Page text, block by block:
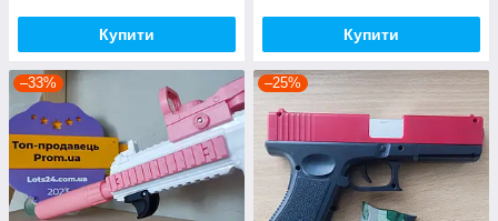
Купити Купити
–33% –25%